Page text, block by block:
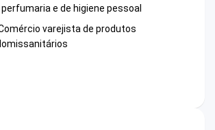
e de higiene pessoal
varejista de produtos